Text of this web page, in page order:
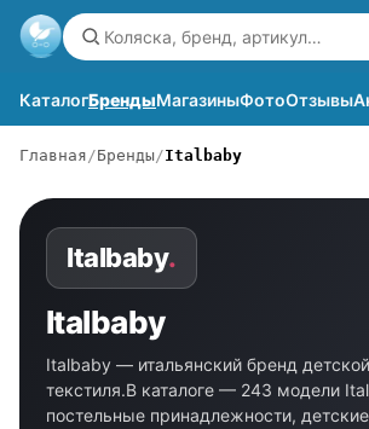
КаталогБрендыМагазиныФотоОтзывы
Главная Бренды Italbaby
Italbaby.
Italbaby
Italbaby — итальянский бренд
текстиля.В каталоге — 243 модели
постельные принадлежности,